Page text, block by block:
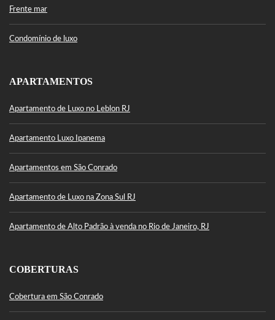
Frente mar
Condomínio de luxo
APARTAMENTOS
Apartamento de Luxo no Leblon RJ
Apartamento Luxo Ipanema
Apartamentos em São Conrado
Apartamento de Luxo na Zona Sul RJ
Apartamento de Alto Padrão à venda no Rio de Janeiro, RJ
COBERTURAS
Cobertura em São Conrado